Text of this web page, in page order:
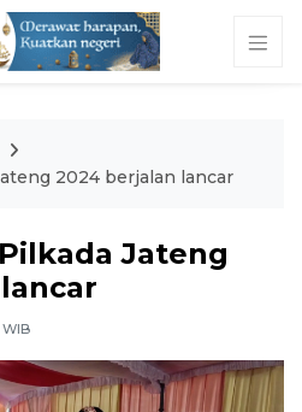
2024 berjalan lancar
Jateng